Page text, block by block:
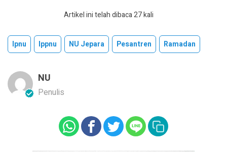
Artikel ini telah dibaca 27 kali
Ipnu Ippnu NU Jepara Pesantren Ramadan
NU
Penulis